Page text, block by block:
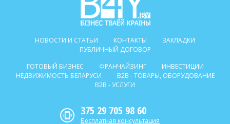
НОВОСТИ И СТАТЬИ КОНТАКТЫ
ЗАКЛАДКИ
ПУБЛИЧНЫЙ ДОГОВОР
ГОТОВЫЙ БИЗНЕС
ФРАНЧАЙЗИНГ
ИНВЕСТИЦИИ
НЕДВИЖИМОСТЬ БЕЛАРУСИ
B2B - ТОВАРЫ, ОБОРУДОВАНИЕ
B2B - УСЛУГИ
375 29 705 98 60
Бесплатная консультация